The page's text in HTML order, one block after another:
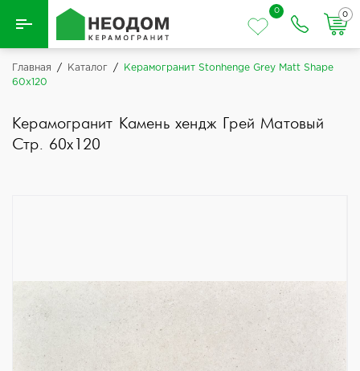
Назад
0
0
Главная / Каталог /
Керамогранит Stonhenge Grey Matt Shape
60x120
Керамогранит Камень хендж Грей Матовый
Стр. 60x120